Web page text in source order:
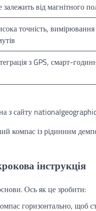
залежить від магнітного
точність, вимірювання
з GPS, смарт-
з сайту
компас із рідинним
інструкція
Ось як це зробити:
горизонтально, щоб